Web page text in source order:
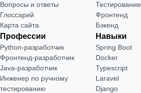
Вопросы и ответы
Глоссарий
Карта сайта
Тестирование
Фронтенд
Бэкенд
Профессии
Python-разработчик
Фронтенд-разработчик
Java-разработчик
Инженер по ручному
тестированию
Навыки
Spring Boot
Docker
Typescript
Laravel
Django